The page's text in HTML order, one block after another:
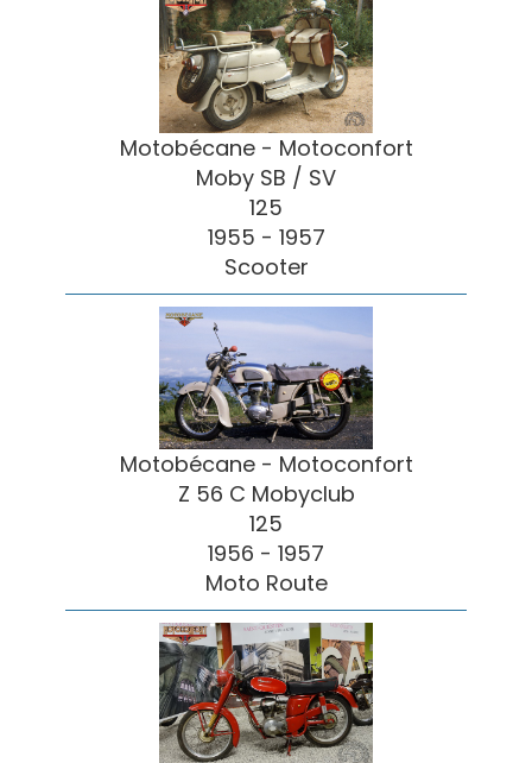
Motobécane - Motoconfort
Moby SB / SV
125
1955 - 1957
Scooter
Motobécane - Motoconfort
Z 56 C Mobyclub
125
1956 - 1957
Moto Route